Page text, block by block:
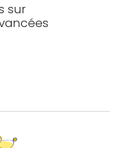
sur